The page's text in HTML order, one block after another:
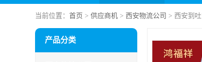
当前位置： 首页 > 供应商机 > 西安物流公司 > 西安到
产品分类